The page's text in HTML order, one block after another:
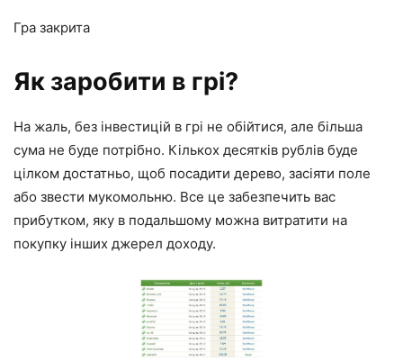
Гра закрита
Як заробити в грі?
На жаль, без інвестицій в грі не обійтися, але більша
сума не буде потрібно. Кількох десятків рублів буде
цілком достатньо, щоб посадити дерево, засіяти поле
або звести мукомольню. Все це забезпечить вас
прибутком, яку в подальшому можна витратити на
покупку інших джерел доходу.